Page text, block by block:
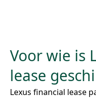
Voor wie is
lease
Lexus financial lease